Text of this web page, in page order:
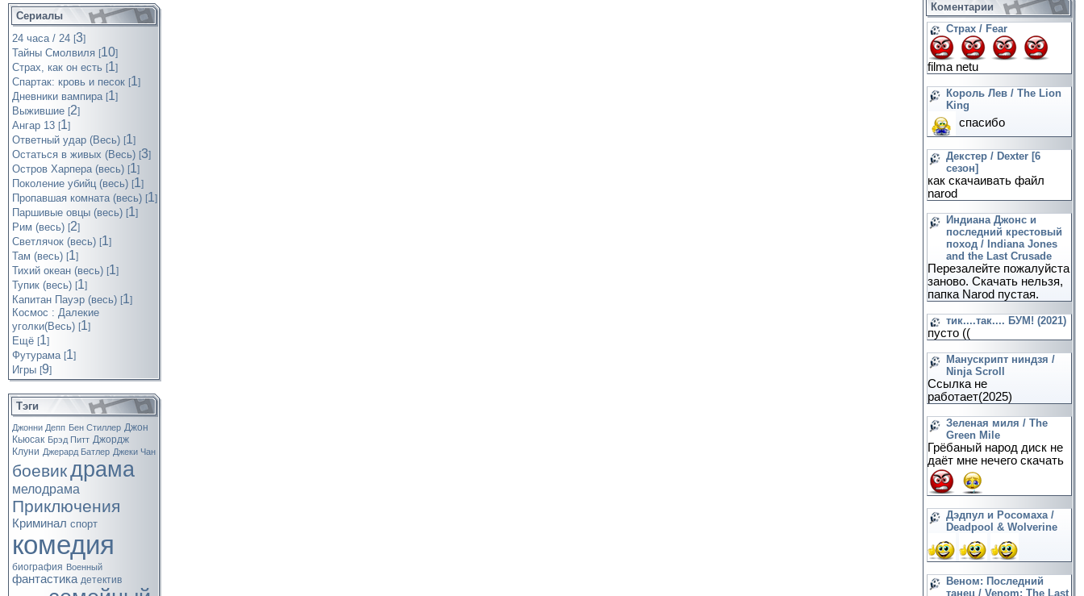
Сериалы
24 часа / 24 [3]
Тайны Смолвиля [10]
Страх, как он есть [1]
Спартак: кровь и песок [1]
Дневники вампира [1]
Выжившие [2]
Ангар 13 [1]
Ответный удар (Весь) [1]
Остаться в живых (Весь) [3]
Остров Харпера (весь) [1]
Поколение убийц (весь) [1]
Пропавшая комната (весь) [1]
Паршивые овцы (весь) [1]
Рим (весь) [2]
Светлячок (весь) [1]
Там (весь) [1]
Тихий океан (весь) [1]
Тупик (весь) [1]
Капитан Пауэр (весь) [1]
Космос : Далекие
уголки(Весь) [1]
Ещё [1]
Футурама [1]
Игры [9]
Тэги
Джонни Депп Бен Стиллер Джон
Кьюсак Брэд Питт Джордж
Клуни Джерард Батлер Джеки Чан
боевикдрама
мелодрама
Приключения
Криминал спорт
комедия
биография Военный
фантастика детектив
Коментарии
Страх / Fear
filma netu
Король Лев / The Lion
King
спасибо
Декстер / Dexter [6
сезон]
как скачаивать файл
narod
Индиана Джонс и
последний крестовый
поход / Indiana Jones
and the Last Crusade
Перезалейте пожалуйста
заново. Скачать нельзя,
папка Narod пустая.
тик....так.... БУМ! (2021)
пусто ((
Манускрипт ниндзя /
Ninja Scroll
Ссылка не
работает(2025)
Зеленая миля / The
Green Mile
Грёбаный народ диск не
даёт мне нечего скачать
Дэдпул и Росомаха /
Deadpool & Wolverine
Веном: Последний
танец / Venom: The Last